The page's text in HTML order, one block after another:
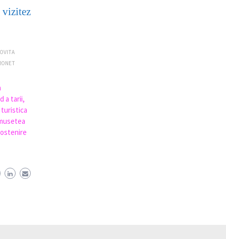
vizitez
a tarii,
turistica